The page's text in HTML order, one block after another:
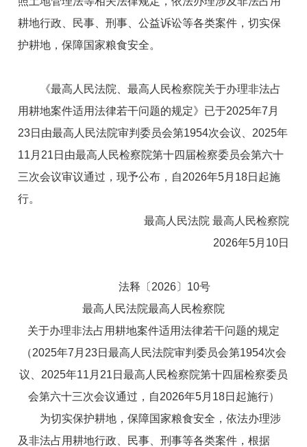
耕地行政、民事、刑事、公益诉讼等各类案件，切实保
护耕地，保障国家粮食安全。
《最高人民法院、最高人民检察院关于办理非法占
用耕地案件适用法律若干问题的规定》已于2025年7月
23日由最高人民法院审判委员会第1954次会议、2025年
11月21日由最高人民检察院第十四届检察委员会第六十
三次会议审议通过，现予公布，自2026年5月18日起施
行。
最高人民法院 最高人民检察院
2026年5月10日
法释〔2026〕10号
最高人民法院最高人民检察院
关于办理非法占用耕地案件适用法律若干问题的规定
（2025年7月23日最高人民法院审判委员会第1954次会
议、2025年11月21日最高人民检察院第十四届检察委员
会第六十三次会议通过，自2026年5月18日起施行）
为切实保护耕地，保障国家粮食安全，依法办理涉
及非法占用耕地行政、民事、刑事等各类案件，根据